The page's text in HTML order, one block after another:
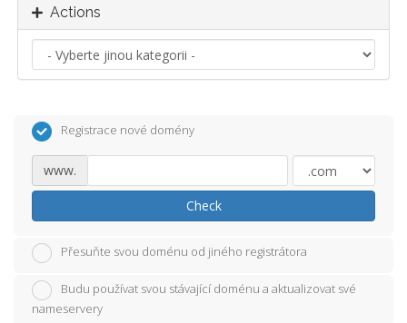
Actions
Registrace nové domény
www.
Check
Přesuňte svou doménu od jiného registrátora
Budu používat svou stávající doménu a aktualizovat své
nameservery